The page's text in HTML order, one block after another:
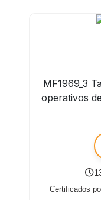
MF1969_3
operativos
Certificados